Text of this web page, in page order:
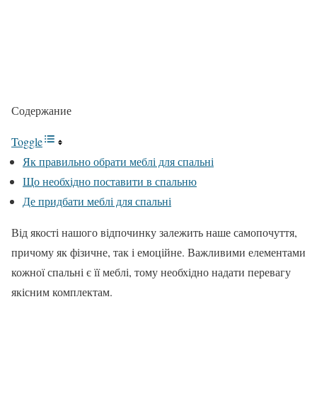
Содержание
Toggle
Як правильно обрати меблі для спальні
Що необхідно поставити в спальню
Де придбати меблі для спальні
Від якості нашого відпочинку залежить наше самопочуття,
причому як фізичне, так і емоційне. Важливими елементами
кожної спальні є її меблі, тому необхідно надати перевагу
якісним комплектам.